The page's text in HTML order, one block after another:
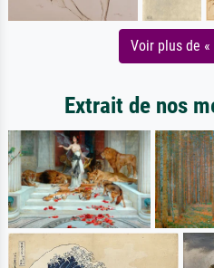
Voir plus de «
Extrait de nos